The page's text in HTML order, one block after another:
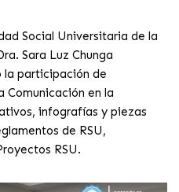
Social Universitaria de la
Sara Luz Chunga
la participación de
Comunicación en la
infografías y piezas
de RSU,
RSU.